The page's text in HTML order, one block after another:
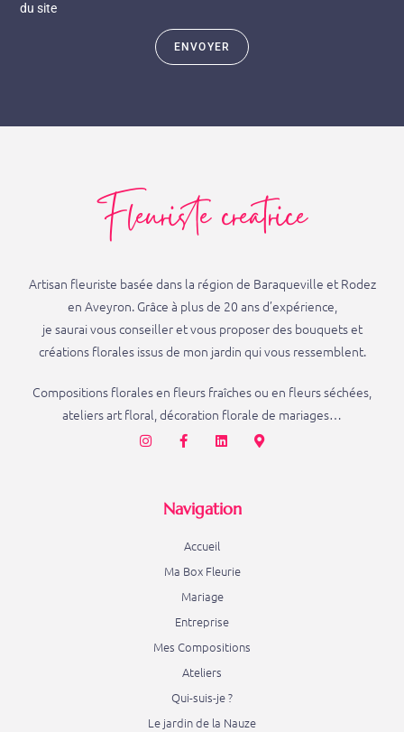
du site
ENVOYER
Fleuriste creatrice
Artisan fleuriste basée dans la région de Baraqueville et Rodez
en Aveyron. Grâce à plus de 20 ans d’expérience,
je saurai vous conseiller et vous proposer des bouquets et
créations florales issus de mon jardin qui vous ressemblent.
Compositions florales en fleurs fraîches ou en fleurs séchées,
ateliers art floral, décoration florale de mariages…
Navigation
Accueil
Ma Box Fleurie
Mariage
Entreprise
Mes Compositions
Ateliers
Qui-suis-je ?
Le jardin de la Nauze